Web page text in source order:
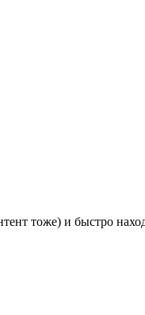
тоже) и быстро